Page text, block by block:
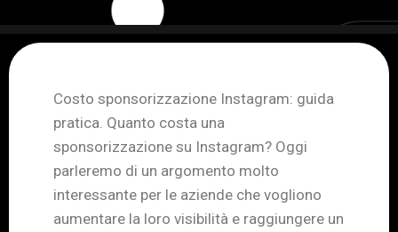
Costo sponsorizzazione Instagram: guida
pratica. Quanto costa una
sponsorizzazione su Instagram? Oggi
parleremo di un argomento molto
interessante per le aziende che vogliono
aumentare la loro visibilità e raggiungere un